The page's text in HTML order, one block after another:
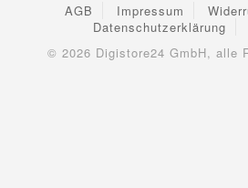
AGB Impressum
Datenschutzerklärung
© 2026 Digistore24 GmbH, alle